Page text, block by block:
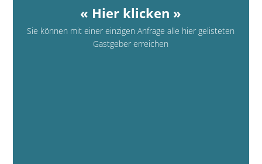
« Hier klicken »
Sie können mit einer einzigen Anfrage alle hier gelisteten
Gastgeber erreichen